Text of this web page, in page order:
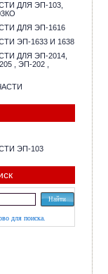
ДЛЯ ЭП-103,
ДЛЯ ЭП-1616
ЭП-1633 И 1638
ДЛЯ ЭП-2014,
, ЭП-202 ,
ЭП-103
для поиска.